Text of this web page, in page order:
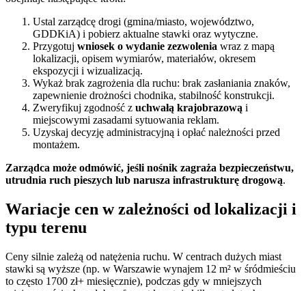
Ustal zarządcę drogi (gmina/miasto, województwo,
GDDKiA) i pobierz aktualne stawki oraz wytyczne.
Przygotuj wniosek o wydanie zezwolenia wraz z mapą
lokalizacji, opisem wymiarów, materiałów, okresem
ekspozycji i wizualizacją.
Wykaż brak zagrożenia dla ruchu: brak zasłaniania znaków,
zapewnienie drożności chodnika, stabilność konstrukcji.
Zweryfikuj zgodność z uchwałą krajobrazową i
miejscowymi zasadami sytuowania reklam.
Uzyskaj decyzję administracyjną i opłać należności przed
montażem.
Zarządca może odmówić, jeśli nośnik zagraża bezpieczeństwu,
utrudnia ruch pieszych lub narusza infrastrukturę drogową.
Wariacje cen w zależności od lokalizacji i
typu terenu
Ceny silnie zależą od natężenia ruchu. W centrach dużych miast
stawki są wyższe (np. w Warszawie wynajem 12 m² w śródmieściu
to często 1700 zł+ miesięcznie), podczas gdy w mniejszych